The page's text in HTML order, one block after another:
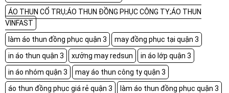
ÁO THUN CỔ TRỤ;ÁO THUN ĐỒNG PHỤC CÔNG TY;ÁO THUN
VINFAST
làm áo thun đồng phục quận 3
may đồng phục tại quận 3
in áo thun quận 3
xưởng may redsun
in áo lớp quận 3
in áo nhóm quận 3
may áo thun công ty quận 3
áo thun đồng phục giá rẻ quận 3
làm áo thun đồng phục quận 3